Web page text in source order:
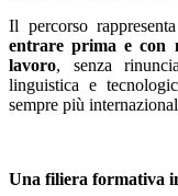
Il percorso
entrare prima e con
lavoro, senza
linguistica e
sempre più
Una filiera formativa